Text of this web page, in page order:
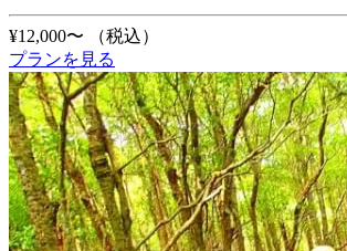
¥12,000〜
（税込）
プランを見る